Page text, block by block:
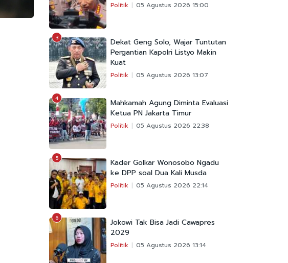
Politik 05 Agustus 2026 15:00
3
Dekat Geng Solo, Wajar Tuntutan
Pergantian Kapolri Listyo Makin
Kuat
Politik 05 Agustus 2026 13:07
4
Mahkamah Agung Diminta Evaluasi
Ketua PN Jakarta Timur
Politik 05 Agustus 2026 22:38
5
Kader Golkar Wonosobo Ngadu
ke DPP soal Dua Kali Musda
Politik 05 Agustus 2026 22:14
6
Jokowi Tak Bisa Jadi Cawapres
2029
Politik 05 Agustus 2026 13:14